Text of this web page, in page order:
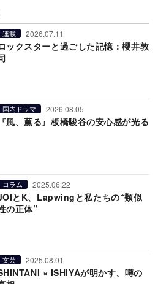
連載 2026.07.11
ックスターと過ごした記憶：櫻井敦
国内ドラマ 2026.08.05
『風、薫る』板橋駿谷の安心感が光る
コラム 2025.06.22
とK、Lapwingと私たちの“類似
の正体”
文芸 2025.08.01
× ISHIYAが明かす、噂の